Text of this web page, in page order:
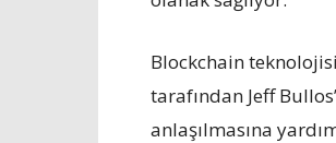
Blockchain
tarafından Jeff
anlaşılmasına